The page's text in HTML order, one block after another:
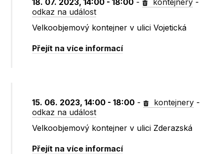
18. 07. 2023, 14:00 - 18:00 - kontejnery -
odkaz na událost
Velkoobjemový kontejner v ulici Vojetická
Přejít na více informací
15. 06. 2023, 14:00 - 18:00 - kontejnery -
odkaz na událost
Velkoobjemový kontejner v ulici Zderazská
Přejít na více informací